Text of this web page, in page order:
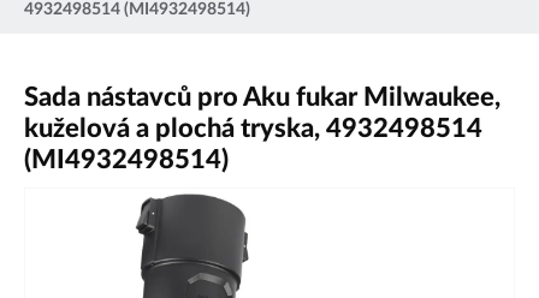
4932498514 (MI4932498514)
Sada nástavců pro Aku fukar Milwaukee,
kuželová a plochá tryska, 4932498514
(MI4932498514)